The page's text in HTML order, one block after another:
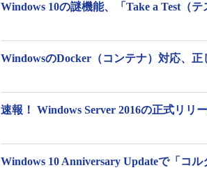
画面1
Windows Server 2016（上）とWindows
Windows Serverには、GUIを含まない軽
Windows 10の謎機能、「Take a Test（
WindowsのDocker（コンテナ）対応、正
速報！ Windows Server 2016の正式リリ
Windows 10 Anniversary Updateで「コ